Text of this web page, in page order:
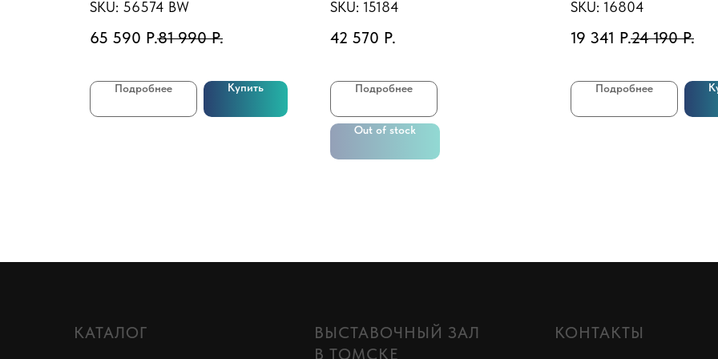
доз
SKU: 56574 BW
65 590 Р.81 990 Р.
Подробнее Купить
SKU: 15184
42 570 Р.
Подробнее
Out of stock
SKU: 16804
19 341 Р.24 190 Р.
Подробнее
КАТАЛОГ
ВЫСТАВОЧНЫЙ ЗАЛ
В ТОМСКЕ
КОНТАКТЫ